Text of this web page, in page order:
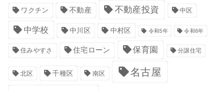
ワクチン 不動産 不動産投資 中区
中学校 中川区 中村区 令和5年 令和6年
住みやすさ 住宅ローン 保育園 分譲住宅
北区 千種区 南区 名古屋